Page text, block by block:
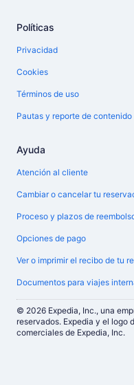
Políticas
Privacidad
Cookies
Términos de uso
Pautas y reporte de contenido
Ayuda
Atención al cliente
Cambiar o cancelar tu
Proceso y plazos de
Opciones de pago
Ver o imprimir el recibo de tu
Documentos para viajes
© 2026 Expedia, Inc., una
reservados. Expedia y el logo
comerciales de Expedia, Inc.